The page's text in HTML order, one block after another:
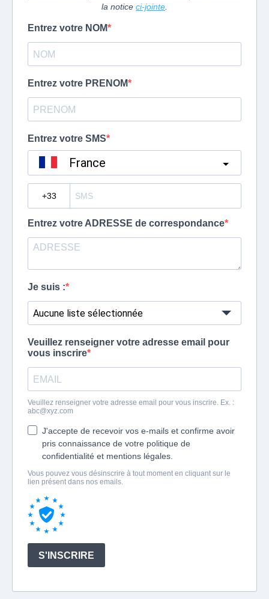
la notice ci-jointe
Entrez votre NOM
Entrez votre PRENOM
Entrez votre SMS
France
Entrez votre ADRESSE de correspondance
Je suis :
Aucune liste sélectionnée
Veuillez renseigner votre adresse email pour
vous inscrire
Veuillez renseigner votre adresse email pour vous inscrire. Ex. :
abc@xyz.com
J'accepte de recevoir vos e-mails et confirme avoir
pris connaissance de votre politique de
confidentialité et mentions légales.
Vous pouvez vous désinscrire à tout moment en cliquant sur le
lien présent dans nos emails.
S'INSCRIRE